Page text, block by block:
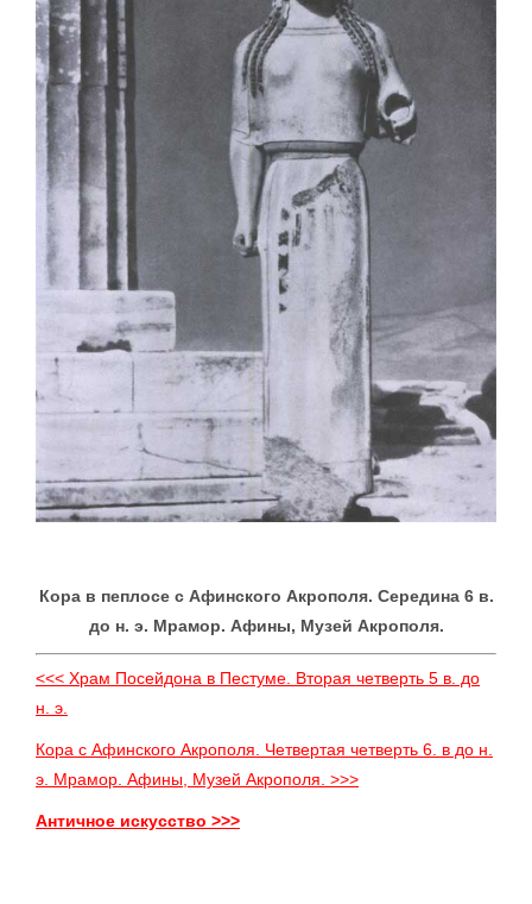
Кора в пеплосе с Афинского Акрополя. Середина 6 в.
до н. э. Мрамор. Афины, Музей Акрополя.
<<< Храм Посейдона в Пестуме. Вторая четверть 5 в. до
н. э.
Кора с Афинского Акрополя. Четвертая четверть 6. в до н.
э. Мрамор. Афины, Музей Акрополя. >>>
Античное искусство >>>